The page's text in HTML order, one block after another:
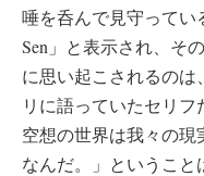
唾を呑んで見守ってい
Sen」と表示され、そ
に思い起こされるのは
リに語っていたセリフ
空想の世界は我々の
なんだ。」ということ